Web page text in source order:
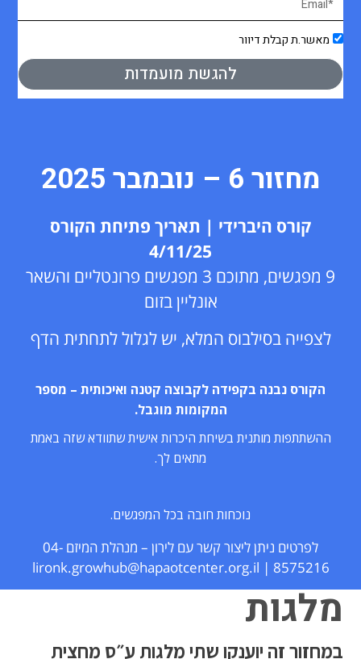
מאשר.ת קבלת דיוור
להגשת מועמדות
מחזור 6 – נובמבר 2025
קורס היברידי | תאריך פתיחת הקורס
4/11/25
9 מפגשים, מתוכם 3 מפגשים פרונטליים והשאר
אונליין בזום
לצפייה בסילבוס המלא, יש לגלול לתחתית הדף
הקורס נבנה בקפידה לקבוצה קטנה ואיכותית – מספר
המקומות מוגבל.
ההשתתפות מותנית בשיחת היכרות אישית שתוודא שזה באמת
מתאים לך.
נוכחות חובה בכל המפגשים.
לפרטים ניתן ליצור קשר עם לירון – מנהלת המיזם 04-
8575216 | lironk.growhub@hapaotcenter.org.il
מלגות
במחזור זה יוענקו שתי מלגות ע״ס מחצית